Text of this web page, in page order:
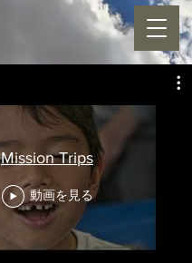
Mission Trips
動画を見る